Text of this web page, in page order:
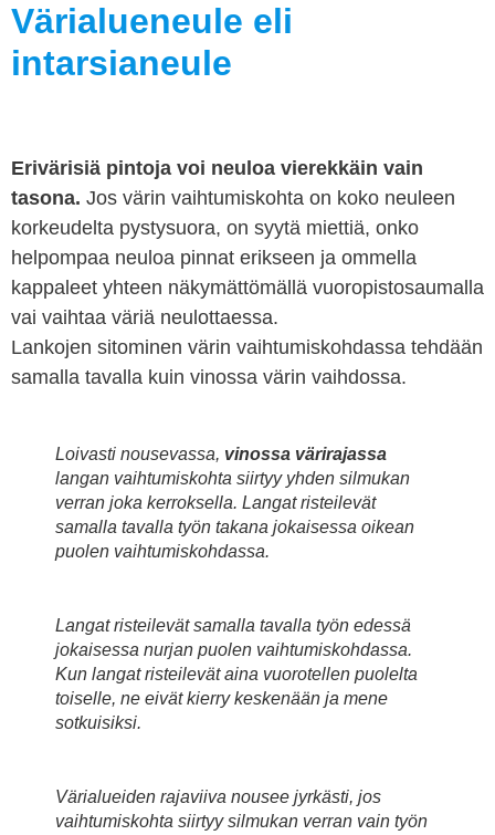
Värialueneule eli
intarsianeule
Erivärisiä pintoja voi neuloa vierekkäin vain
tasona. Jos värin vaihtumiskohta on koko neuleen
korkeudelta pystysuora, on syytä miettiä, onko
helpompaa neuloa pinnat erikseen ja ommella
kappaleet yhteen näkymättömällä vuoropistosaumalla
vai vaihtaa väriä neulottaessa.
Lankojen sitominen värin vaihtumiskohdassa tehdään
samalla tavalla kuin vinossa värin vaihdossa.
Loivasti nousevassa, vinossa värirajassa
langan vaihtumiskohta siirtyy yhden silmukan
verran joka kerroksella. Langat risteilevät
samalla tavalla työn takana jokaisessa oikean
puolen vaihtumiskohdassa.
Langat risteilevät samalla tavalla työn edessä
jokaisessa nurjan puolen vaihtumiskohdassa.
Kun langat risteilevät aina vuorotellen puolelta
toiselle, ne eivät kierry keskenään ja mene
sotkuisiksi.
Värialueiden rajaviiva nousee jyrkästi, jos
vaihtumiskohta siirtyy silmukan verran vain työn